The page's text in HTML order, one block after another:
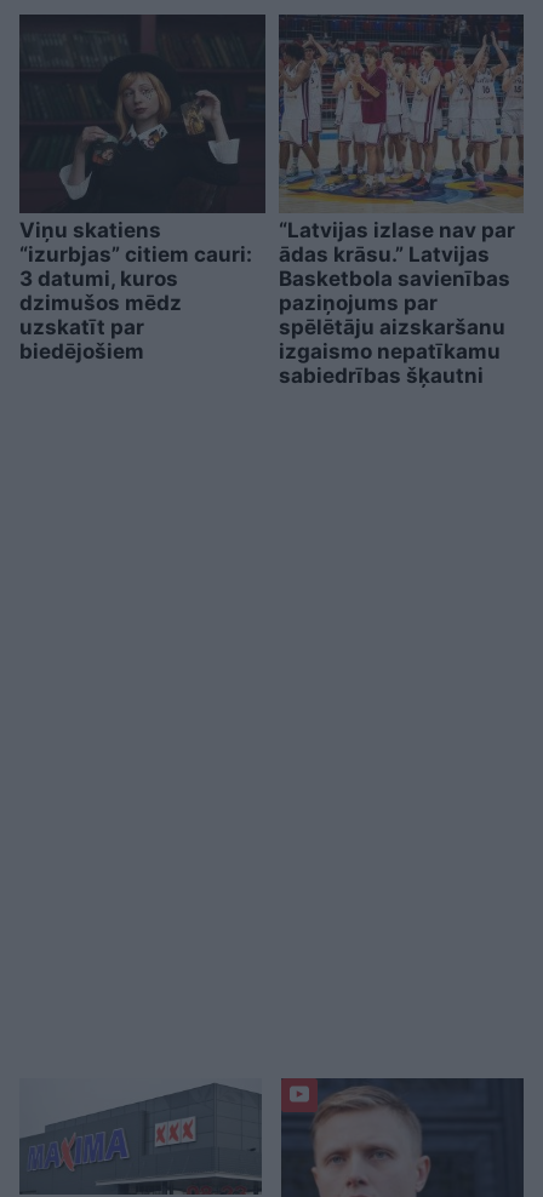
Viņu skatiens
“izurbjas” citiem cauri:
3 datumi, kuros
dzimušos mēdz
uzskatīt par
biedējošiem
“Latvijas izlase nav par
ādas krāsu.” Latvijas
Basketbola savienības
paziņojums par
spēlētāju aizskaršanu
izgaismo nepatīkamu
sabiedrības šķautni